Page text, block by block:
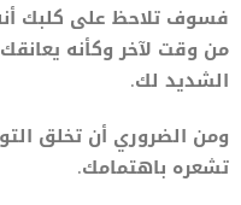
فسوف تلاحظ على كلبك
من وقت لآخر وكأنه
الشديد لك.
ومن الضروري أن تخلق
تشعره باهتمامك.